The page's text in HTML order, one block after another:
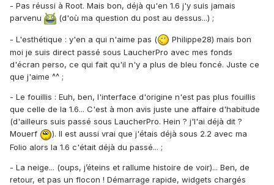
- Pas réussi à Root. Mais bon, déjà qu'en 1.6 j'y suis jamais
parvenu
(d'où ma question du post au dessus...) ;
- L'esthétique : y'en a qui n'aime pas (
Philippe28) mais bon
moi je suis direct passé sous LaucherPro avec mes fonds
d'écran perso, ce qui fait qu'il n'y a plus de bleu foncé. Juste ce
que j'aime ^^ ;
- Le fouillis : Euh, ben, l'interface d'origine n'est pas plus fouillis
que celle de la 1.6... C'est à mon avis juste une affaire d'habitude
(d'ailleurs suis passé sous LaucherPro. Hein ? j'l'ai déjà dit ?
Mouerf
). Il est aussi vrai que j'étais déjà sous 2.2 avec ma
Folio alors la 1.6 c'était déjà du passé... ;
- La neige... (oups, j’éteins et rallume histoire de voir)... Ben, de
retour, et pas un flocon ! Démarrage rapide, widgets chargés